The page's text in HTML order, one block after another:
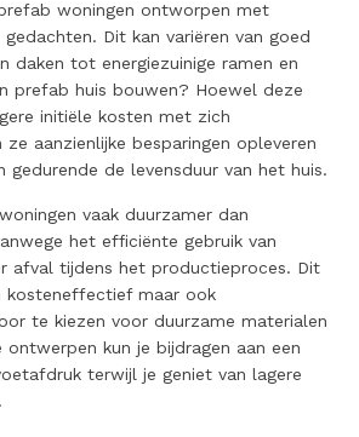
woningen ontworpen met
Dit kan variëren van goed
daken tot energiezuinige ramen en
prefab huis bouwen? Hoewel deze
initiële kosten met zich
ze aanzienlijke besparingen opleveren
gedurende de levensduur van het huis.
vaak duurzamer dan
het efficiënte gebruik van
afval tijdens het productieproces. Dit
kosteneffectief maar ook
te kiezen voor duurzame materialen
kun je bijdragen aan een
terwijl je geniet van lagere